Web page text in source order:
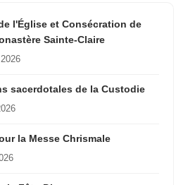
l'Église et Consécration de
Sainte-Claire
sacerdotales de la Custodie
la Messe Chrismale